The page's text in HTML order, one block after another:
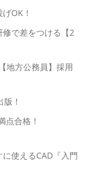
OK！
修で差をつける【2
地方公務員】採用
！
点合格！
使えるCAD『入門